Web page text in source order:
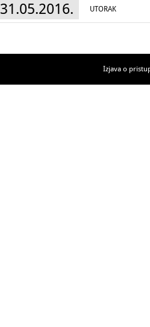
31.05.2016. UTORAK
Izjava o